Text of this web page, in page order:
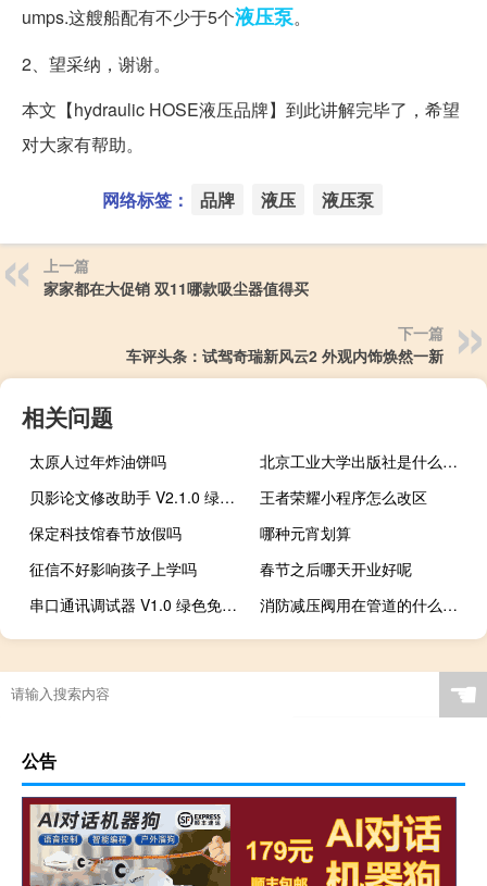
umps.这艘船配有不少于5个液压泵。
2、望采纳，谢谢。
本文【hydraulic HOSE液压品牌】到此讲解完毕了，希望
对大家有帮助。
网络标签： 品牌 液压 液压泵
上一篇
家家都在大促销 双11哪款吸尘器值得买
下一篇
车评头条：试驾奇瑞新风云2 外观内饰焕然一新
相关问题
太原人过年炸油饼吗
北京工业大学出版社是什么级别
贝影论文修改助手 V2.1.0 绿色版（贝影论文修改助手 V2.1.0 绿色版功能简介）
王者荣耀小程序怎么改区
保定科技馆春节放假吗
哪种元宵划算
征信不好影响孩子上学吗
春节之后哪天开业好呢
串口通讯调试器 V1.0 绿色免费版（串口通讯调试器 V1.0 绿色免费版功能简介）
消防减压阀用在管道的什么位置
☚
公告